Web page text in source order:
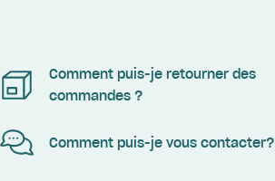
Comment puis-je retourner des
commandes ?
Comment puis-je vous contacter?